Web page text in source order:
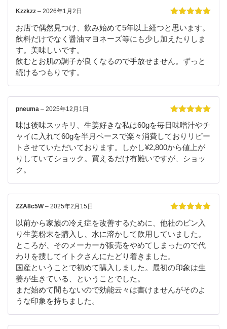
評価
Kzzkzz – 2026年1月2日
お店で偶然見つけ、飲み始めて5年以上経つと思います。
飲料だけでなく醤油マヨネーズ等にも少し加えたりしま
す。美味しいです。
飲むとお肌の調子が良くなるので手放せません。ずっと
続けるつもりです。
5段階中
評価
pneuma – 2025年12月1日
味は後味スッキリ、生姜好きな私は60gを毎日味噌汁やチ
ャイに入れて60gを半月ペースで楽々消費しておりリピー
トさせていただいております。しかし¥2,800から値上が
りしていてショック。買えるだけ有難いですが、ショッ
ク。
評価
ZZA8c5W– 2025年2月15日
以前から家族の冷え症を改善するために、他社のビン入
り生姜粉末を購入し、水に溶かして飲用していました。
ところが、そのメーカーが販売をやめてしまったので代
わりを捜してイトクさんにたどり着きました。
国産ということで初めて購入しました。最初の印象は生
姜が生きている、ということでした。
まだ始めて間もないので効能云々は書けませんがそのよ
うな印象を持ちました。